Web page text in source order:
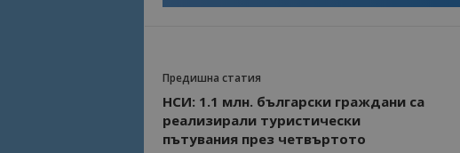
Предишна статия
НСИ: 1.1 млн. български граждани са
реализирали туристически
пътувания през четвъртото